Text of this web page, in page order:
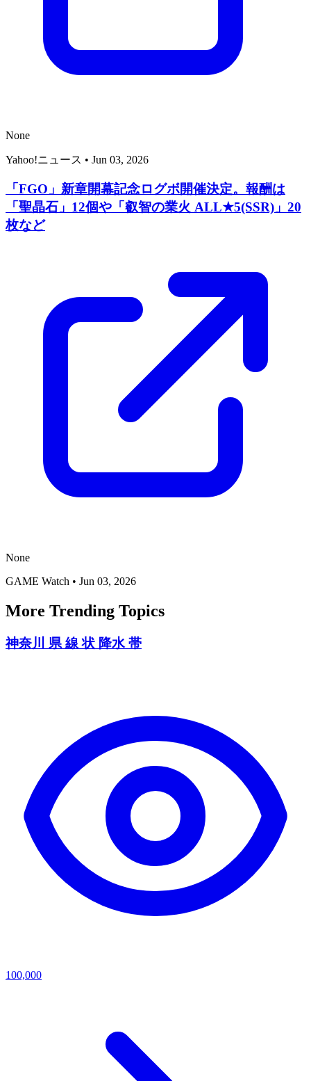
None
Yahoo!ニュース • Jun 03, 2026
「FGO」新章開幕記念ログボ開催決定。報酬は
「聖晶石」12個や「叡智の業火 ALL★5(SSR)」20
枚など
None
GAME Watch • Jun 03, 2026
More Trending Topics
神奈川 県 線 状 降水 帯
100,000